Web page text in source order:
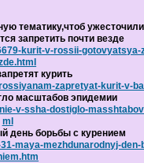
тематику,чтоб
запретить почти везде
kurit-v-rossii-gotovyatsya-
курить
zapretyat-kurit-v-
масштабов эпидемии
v-ssha-dostiglo-
ml
день борьбы с курением
maya-mezhdunarodnyj-